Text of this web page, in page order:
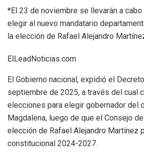
*El 23 de noviembre se llevarán a
elegir al nuevo mandatario
la elección de Rafael Alejandro
ElLeadNoticias.com
El Gobierno nacional, expidió el
septiembre de 2025, a través del cual
elecciones para elegir gobernador del
Magdalena, luego de que el Consejo
elección de Rafael Alejandro Martínez
constitucional 2024-2027.